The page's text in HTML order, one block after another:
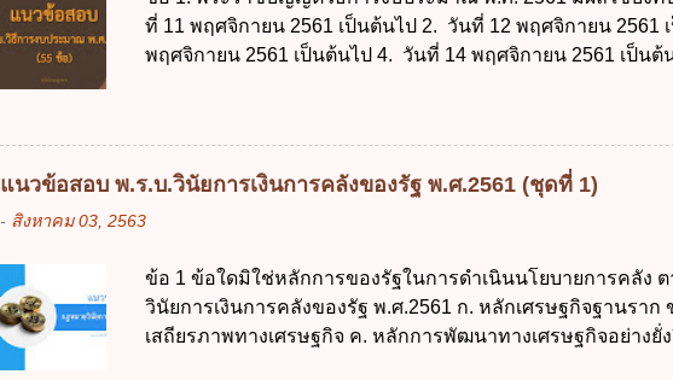
ที่ 11 พฤศจิกายน 2561 เป็นต้นไป 2. วันที่ 12 พฤศจิกายน 2561
พฤศจิกายน 2561 เป็นต้นไป 4. วันที่ 14 พฤศจิกายน 2561 เป็นต้
วิธีการงบประมาณ พ.ศ. 2502 2. พระราชบัญญัติวิธีการงบประ
2511 3. พระราชบัญญัติวิธีการงบประมาณ (ฉบับที่ 6) พ.ศ.
คณะปฏิวัติ ฉบับที่ 203 ลงวันที่ 31 สิงหาคม 2515 ข้อ 3. ข้อใดไม่
รัฐมนตรีมีอำนาจออกกฎเพื่อปฏิบัติการตามพระราชบัญญัติวิธีก
การงบประมาณ พ.ศ. 2561 4. รัฐมนตรีว่าการกระทรวงการคลั
ใช้จ่ายงบประมาณให้เป็นไปอย่างโปร่งใสและตรวจสอบได้ ข้อ
การงบประมาณ พ.ศ. 2561 บัญญัติให้การบริหา...
แนวข้อสอบ พ.ร.บ.วินัยการเงินการคลังของรัฐ พ.ศ.2561 (ชุดที่ 1)
- สิงหาคม 03, 2563
ข้อ 1 ข้อใดมิใช่หลักการของรัฐในการดำเนินนโยบายการคลัง
วินัยการเงินการคลังของรัฐ พ.ศ.2561 ก. หลักเศรษฐกิจฐานราก
เสถียรภาพทางเศรษฐกิจ ค. หลักการพัฒนาทางเศรษฐกิจอย่างยั่